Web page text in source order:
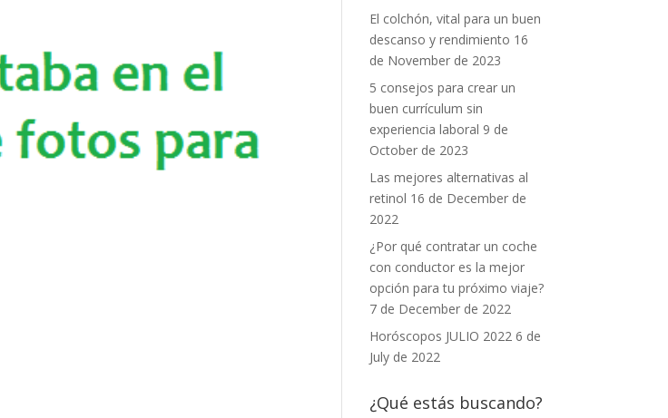
El colchón, vital para un buen
descanso y rendimiento 16
de November de 2023
5 consejos para crear un
buen currículum sin
experiencia laboral 9 de
October de 2023
Las mejores alternativas al
retinol 16 de December de
2022
¿Por qué contratar un coche
con conductor es la mejor
opción para tu próximo viaje?
7 de December de 2022
Horóscopos JULIO 2022 6 de
July de 2022
¿Qué estás buscando?